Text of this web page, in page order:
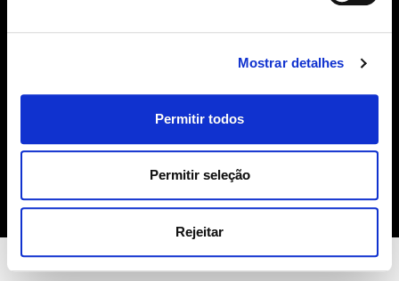
Mostrar detalhes
Permitir todos
Permitir seleção
Rejeitar
SIME
Sobre Nós
Política de Cookies